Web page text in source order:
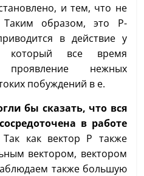
и тем, что не
Таким образом, это Р-
в действие у
который все время
нежных
побуждений в e.
бы сказать, что вся
в работе
Так как вектор P также
вектором, вектором
также большую